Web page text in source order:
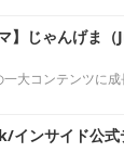
マ】じゃんげま
大コンテンツに
インサイド公式